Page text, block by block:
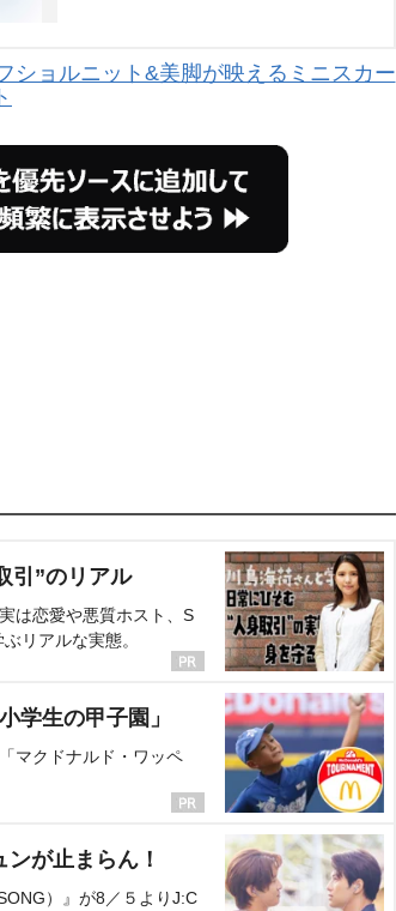
ショルニット&美脚が映えるミニスカー
ト
引”のリアル
は恋愛や悪質ホスト、S
リアルな実態。
学生の甲子園」
マクドナルド・ワッペ
が止まらん！
）』が8／５よりJ:C